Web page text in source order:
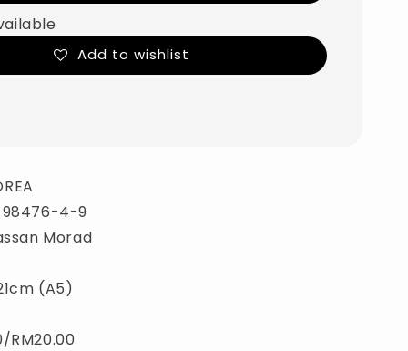
Add to wishlist
98476-4-9
Morad
(A5)
RM20.00